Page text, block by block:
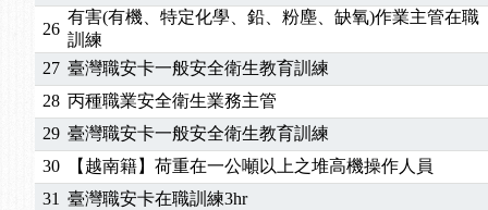
2025/01/21「高壓氣體製造安全主任」、「隧道等襯砌作業主
訓測驗
2025/01/15
2026/07/15【免費研習】115年製造業危害預防職場安衛法令
2026/07/08【中心公告】因應颱風來襲，若遇停班停課消息 補
2026/05/06【產業人才投資】06/03-06/08堆高機課程，政府出
2026/04/24 【製程安全評估人員】開課囉
2025/11/11【中心公告】颱風假11/12停班停課
2025/11/10【中心公告】因應颱風來襲，若遇停班停課消息 補
26
有害(有機、特定化學、鉛、粉塵、缺氧)作業主管在職
訓練
27 臺灣職安卡一般安全衛生教育訓練
28 丙種職業安全衛生業務主管
29 臺灣職安卡一般安全衛生教育訓練
30
【越南籍】荷重在一公噸以上之堆高機操作人員
31 臺灣職安卡在職訓練3hr